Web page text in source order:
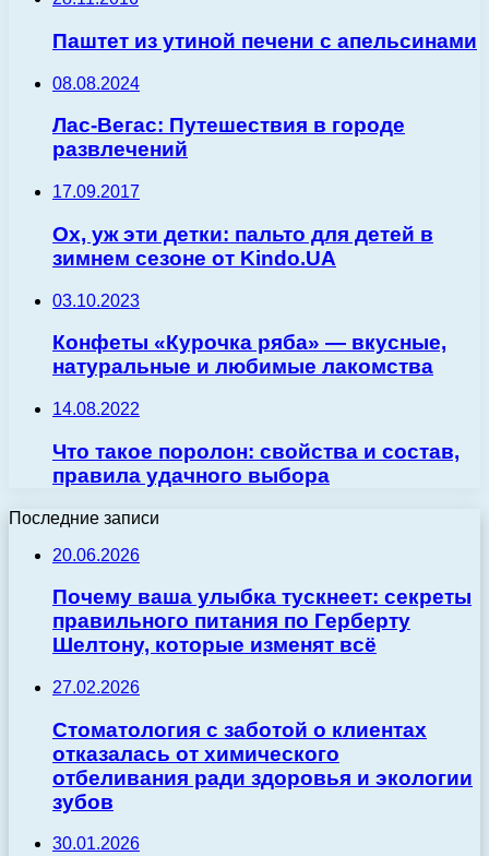
Паштет из утиной печени с апельсинами
08.08.2024
Лас-Вегас: Путешествия в городе
развлечений
17.09.2017
Ох, уж эти детки: пальто для детей в
зимнем сезоне от Kindo.UA
03.10.2023
Конфеты «Курочка ряба» — вкусные,
натуральные и любимые лакомства
14.08.2022
Что такое поролон: свойства и состав,
правила удачного выбора
Последние записи
20.06.2026
Почему ваша улыбка тускнеет: секреты
правильного питания по Герберту
Шелтону, которые изменят всё
27.02.2026
Стоматология с заботой о клиентах
отказалась от химического
отбеливания ради здоровья и экологии
зубов
30.01.2026